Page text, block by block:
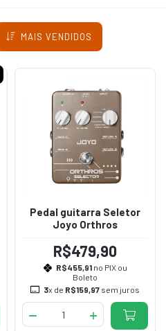
MAIS VENDIDOS
Pedal guitarra Seletor
Joyo Orthros
R$479,90
R$455,91no PIX ou
Boleto
3x de R$159,97 sem juros